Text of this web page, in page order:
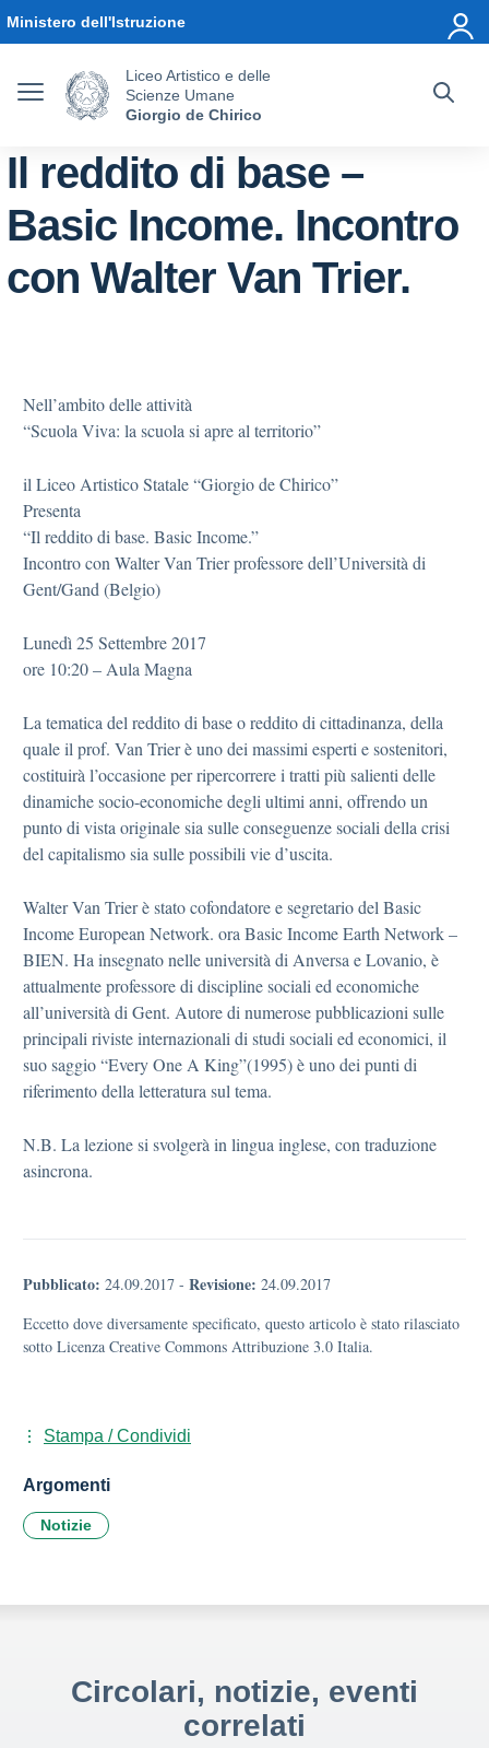
Ministero dell'Istruzione
Liceo Artistico e delle
Scienze Umane
Giorgio de Chirico
Il reddito di base –
Basic Income. Incontro
con Walter Van Trier.
Nell’ambito delle attività
“Scuola Viva: la scuola si apre al territorio”
il Liceo Artistico Statale “Giorgio de Chirico”
Presenta
“Il reddito di base. Basic Income.”
Incontro con Walter Van Trier professore dell’Università di
Gent/Gand (Belgio)
Lunedì 25 Settembre 2017
ore 10:20 – Aula Magna
La tematica del reddito di base o reddito di cittadinanza, della
quale il prof. Van Trier è uno dei massimi esperti e sostenitori,
costituirà l’occasione per ripercorrere i tratti più salienti delle
dinamiche socio-economiche degli ultimi anni, offrendo un
punto di vista originale sia sulle conseguenze sociali della crisi
del capitalismo sia sulle possibili vie d’uscita.
Walter Van Trier è stato cofondatore e segretario del Basic
Income European Network. ora Basic Income Earth Network –
BIEN. Ha insegnato nelle università di Anversa e Lovanio, è
attualmente professore di discipline sociali ed economiche
all’università di Gent. Autore di numerose pubblicazioni sulle
principali riviste internazionali di studi sociali ed economici, il
suo saggio “Every One A King”(1995) è uno dei punti di
riferimento della letteratura sul tema.
N.B. La lezione si svolgerà in lingua inglese, con traduzione
asincrona.
Pubblicato: 24.09.2017 - Revisione: 24.09.2017
Eccetto dove diversamente specificato, questo articolo è stato rilasciato
sotto Licenza Creative Commons Attribuzione 3.0 Italia.
Stampa / Condividi
Argomenti
Notizie
Circolari, notizie, eventi
correlati